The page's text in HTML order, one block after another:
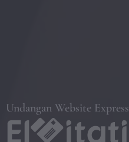
Undangan Website Express